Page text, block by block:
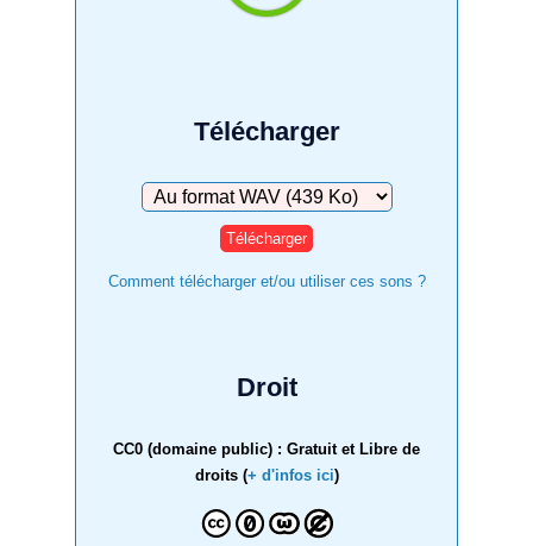
Télécharger
Télécharger
Comment télécharger et/ou utiliser ces sons ?
Droit
CC0 (domaine public) : Gratuit et Libre de
droits (+ d'infos ici)